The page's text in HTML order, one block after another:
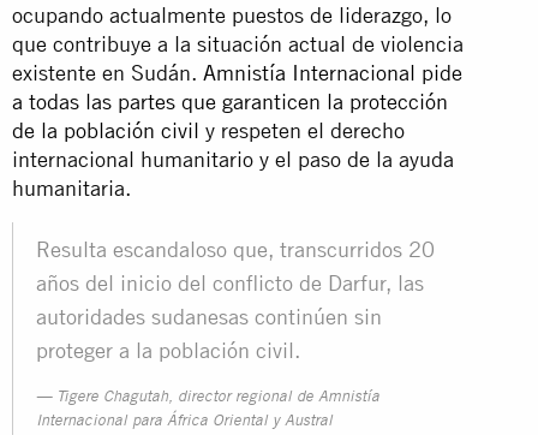
ocupando actualmente puestos de liderazgo, lo
que contribuye a la situación actual de violencia
existente en Sudán. Amnistía Internacional pide
a todas las partes que garanticen la protección
de la población civil y respeten el derecho
internacional humanitario y el paso de la ayuda
humanitaria.
Resulta escandaloso que, transcurridos 20
años del inicio del conflicto de Darfur, las
autoridades sudanesas continúen sin
proteger a la población civil.
Tigere Chagutah, director regional de Amnistía
Internacional para África Oriental y Austral